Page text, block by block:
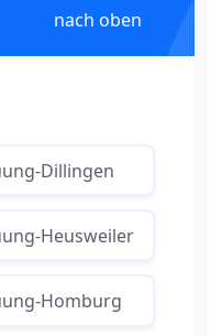
nach oben
Dillingen
Heusweiler
Homburg